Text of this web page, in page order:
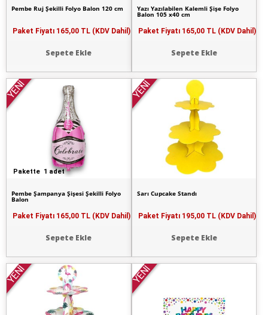
Pembe Ruj Şekilli Folyo Balon 120 cm
Paket Fiyatı 165,00 TL (KDV Dahil)
Sepete Ekle
Yazı Yazılabilen Kalemli Şişe Folyo
Balon 105 x40 cm
Paket Fiyatı 165,00 TL (KDV Dahil)
Sepete Ekle
Pakette 1 adet
YENİ
Pembe Şampanya Şişesi Şekilli Folyo
Balon
Paket Fiyatı 165,00 TL (KDV Dahil)
Sepete Ekle
YENİ
Sarı Cupcake Standı
Paket Fiyatı 195,00 TL (KDV Dahil)
Sepete Ekle
YENİ YENİ